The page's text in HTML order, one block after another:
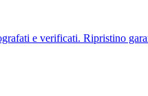
e verificati. Ripristino